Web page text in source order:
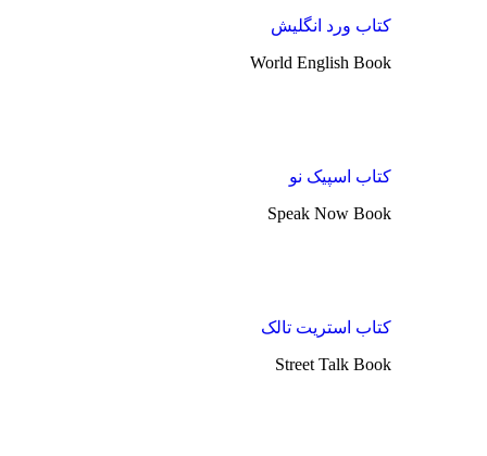
کتاب ورد انگلیش
World English Book
کتاب اسپیک نو
Speak Now Book
کتاب استریت تالک
Street Talk Book